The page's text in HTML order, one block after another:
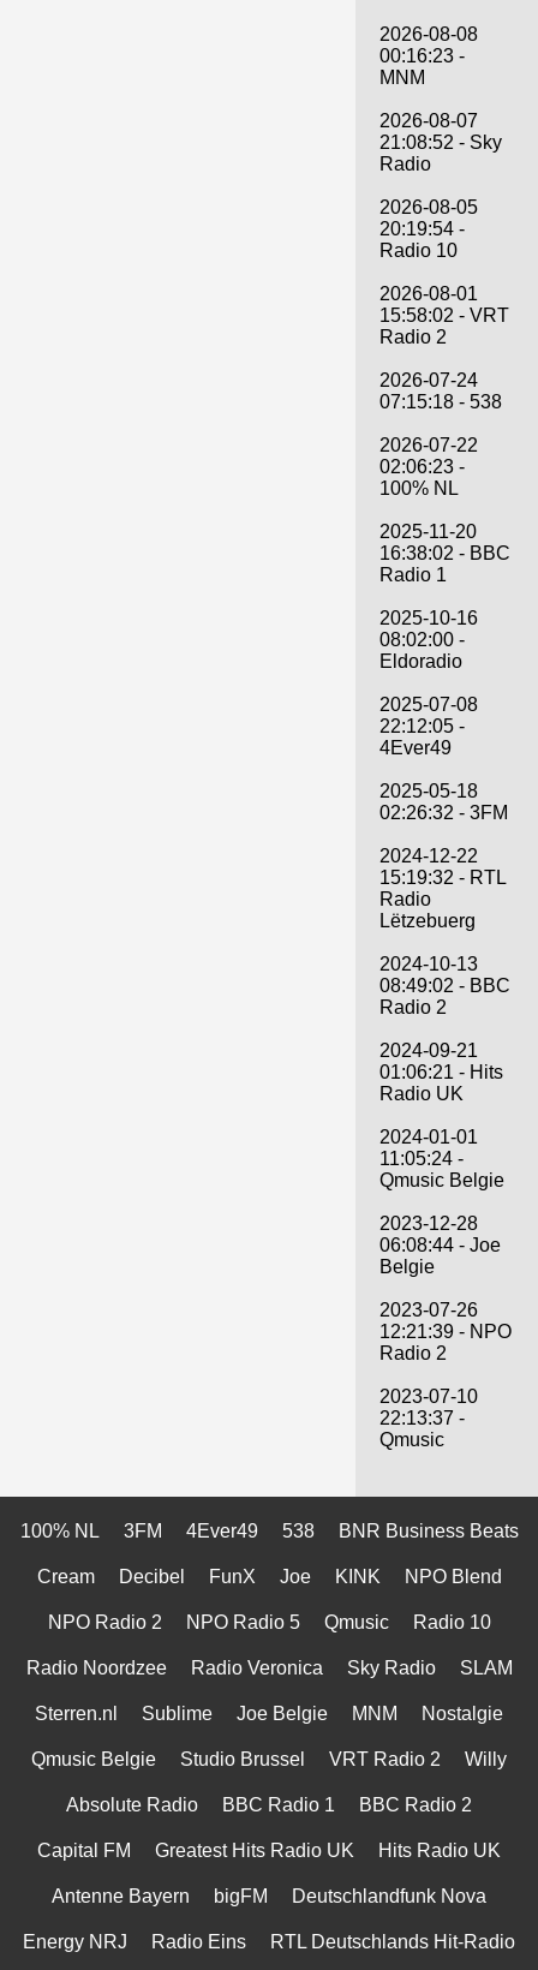
2026-08-08
00:16:23 -
MNM
2026-08-07
21:08:52 - Sky
Radio
2026-08-05
20:19:54 -
Radio 10
2026-08-01
15:58:02 - VRT
Radio 2
2026-07-24
07:15:18 - 538
2026-07-22
02:06:23 -
100% NL
2025-11-20
16:38:02 - BBC
Radio 1
2025-10-16
08:02:00 -
Eldoradio
2025-07-08
22:12:05 -
4Ever49
2025-05-18
02:26:32 - 3FM
2024-12-22
15:19:32 - RTL
Radio
Lëtzebuerg
2024-10-13
08:49:02 - BBC
Radio 2
2024-09-21
01:06:21 - Hits
Radio UK
2024-01-01
11:05:24 -
Qmusic Belgie
2023-12-28
06:08:44 - Joe
Belgie
2023-07-26
12:21:39 - NPO
Radio 2
2023-07-10
22:13:37 -
Qmusic
100% NL 3FM 4Ever49 538 BNR Business Beats
Cream Decibel FunX Joe KINK NPO Blend
NPO Radio 2 NPO Radio 5 Qmusic Radio 10
Radio Noordzee Radio Veronica Sky Radio SLAM
Sterren.nl Sublime Joe Belgie MNM Nostalgie
Qmusic Belgie Studio Brussel VRT Radio 2 Willy
Absolute Radio BBC Radio 1 BBC Radio 2
Capital FM Greatest Hits Radio UK Hits Radio UK
Antenne Bayern bigFM Deutschlandfunk Nova
Energy NRJ Radio Eins RTL Deutschlands Hit-Radio